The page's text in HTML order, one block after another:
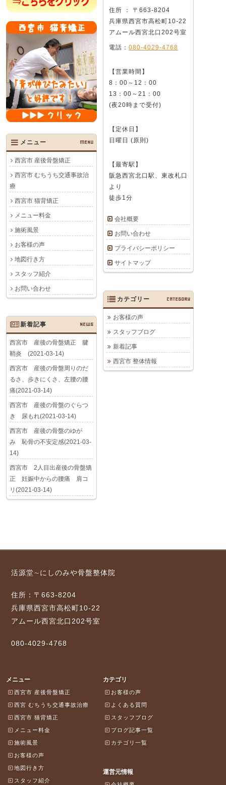
メニュー MENU
西宮市 産後骨盤矯正
西宮市 むちうち交通事故治
療
西宮市 猫背矯正
メニュー料金
施術風景
お客様の声
地図行き方
スタッフ紹介
お問い合わせ
住所 ： 〒663-8204
兵庫県西宮市高松町10-22
アムール西宮北口202号室
電話： 080-4029-4768
【営業時間】
8：00～12：00
13：00～21：00
(夜20時まで受付)
【定休日】
日曜日 (原則)
【最寄駅】
阪急西宮北口駅、東改札口
より
徒歩1分
会社概要
お問い合わせ
プライバシーポリシー
サイトマップ
カテゴリー CATEGORY
お客様の声
スタッフブログ
新着記事
西宮市 整体情報
新着記事 NEWS
西宮市 産後の骨盤矯正 腱
鞘炎 (2021-03-14)
西宮市 産後の骨盤周りのだ
るさ、歩きにくさ、左腰の腰
痛(2021-03-14)
西宮市 産後の骨盤のぐらつ
き 尿もれ(2021-03-14)
西宮市 産後の骨盤のゆが
み 恥骨の不安定感(2021-03-
14)
西宮市 2人目出産後の骨盤矯
正 妊娠中からの腰痛 肩コ
リ(2021-03-14)
活源堂∼にしのみや骨盤整体院
住所：〒663-8204
兵庫県西宮市高松町10-22
アムール西宮北口202号室
080-4029-4768
メニュー
西宮市 産後骨盤矯正
西宮 むちうち交通事故治療
西宮市 猫背矯正
メニュー料金
施術風景
お客様の声
地図行き方
スタッフ紹介
カテゴリ
お客様の声
よくある質問
スタッフブログ
ブログ記事一覧
カテゴリ一覧
運営元情報